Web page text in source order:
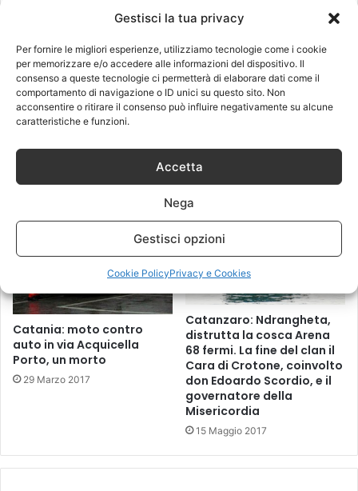
Gestisci la tua privacy
Per fornire le migliori esperienze, utilizziamo tecnologie come i cookie
per memorizzare e/o accedere alle informazioni del dispositivo. Il
consenso a queste tecnologie ci permetterà di elaborare dati come il
comportamento di navigazione o ID unici su questo sito. Non
acconsentire o ritirare il consenso può influire negativamente su alcune
caratteristiche e funzioni.
Accetta
Nega
Gestisci opzioni
Cookie PolicyPrivacy e Cookies
Viterbo: coppia di giovani
omicidio-suicidio?
28 Marzo 2017
Catania: moto contro
auto in via Acquicella
Porto, un morto
29 Marzo 2017
Catanzaro: Ndrangheta,
distrutta la cosca Arena
68 fermi. La fine del clan il
Cara di Crotone, coinvolto
don Edoardo Scordio, e il
governatore della
Misericordia
15 Maggio 2017